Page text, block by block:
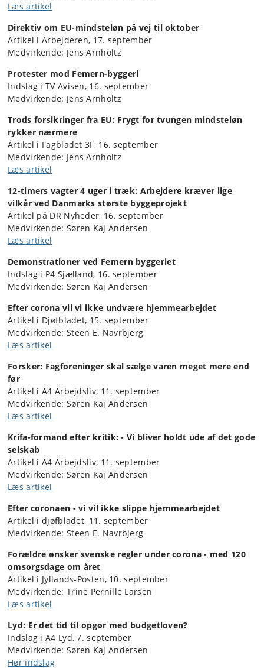
Læs artikel
Direktiv om EU-mindsteløn på vej til oktober
Artikel i Arbejderen, 17. september
Medvirkende: Jens Arnholtz
Protester mod Femern-byggeri
Indslag i TV Avisen, 16. september
Medvirkende: Jens Arnholtz
Trods forsikringer fra EU: Frygt for tvungen mindsteløn
rykker nærmere
Artikel i Fagbladet 3F, 16. september
Medvirkende: Jens Arnholtz
Læs artikel
12-timers vagter 4 uger i træk: Arbejdere kræver lige
vilkår ved Danmarks største byggeprojekt
Artikel på DR Nyheder, 16. september
Medvirkende: Søren Kaj Andersen
Læs artikel
Demonstrationer ved Femern byggeriet
Indslag i P4 Sjælland, 16. september
Medvirkende: Søren Kaj Andersen
Efter corona vil vi ikke undvære hjemmearbejdet
Artikel i Djøfbladet, 15. september
Medvirkende: Steen E. Navrbjerg
Læs artikel
Forsker: Fagforeninger skal sælge varen meget mere end
før
Artikel i A4 Arbejdsliv, 11. september
Medvirkende: Søren Kaj Andersen
Læs artikel
Krifa-formand efter kritik: - Vi bliver holdt ude af det gode
selskab
Artikel i A4 Arbejdsliv, 11. september
Medvirkende: Søren Kaj Andersen
Læs artikel
Efter coronaen - vi vil ikke slippe hjemmearbejdet
Artikel i djøfbladet, 11. september
Medvirkende: Steen E. Navrbjerg
Forældre ønsker svenske regler under corona - med 120
omsorgsdage om året
Artikel i Jyllands-Posten, 10. september
Medvirkende: Trine Pernille Larsen
Læs artikel
Lyd: Er det tid til opgør med budgetloven?
Indslag i A4 Lyd, 7. september
Medvirkende: Søren Kaj Andersen
Hør indslag